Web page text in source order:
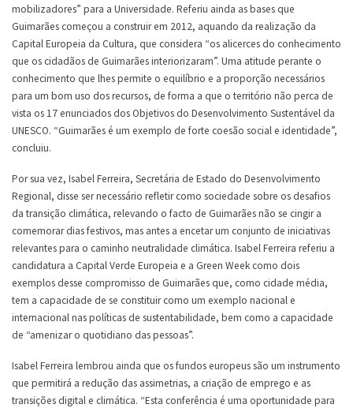
mobilizadores” para a Universidade. Referiu ainda as bases que
Guimarães começou a construir em 2012, aquando da realização da
Capital Europeia da Cultura, que considera “os alicerces do conhecimento
que os cidadãos de Guimarães interiorizaram”. Uma atitude perante o
conhecimento que lhes permite o equilíbrio e a proporção necessários
para um bom uso dos recursos, de forma a que o território não perca de
vista os 17 enunciados dos Objetivos do Desenvolvimento Sustentável da
UNESCO. “Guimarães é um exemplo de forte coesão social e identidade”,
concluiu.
Por sua vez, Isabel Ferreira, Secretária de Estado do Desenvolvimento
Regional, disse ser necessário refletir como sociedade sobre os desafios
da transição climática, relevando o facto de Guimarães não se cingir a
comemorar dias festivos, mas antes a encetar um conjunto de iniciativas
relevantes para o caminho neutralidade climática. Isabel Ferreira referiu a
candidatura a Capital Verde Europeia e a Green Week como dois
exemplos desse compromisso de Guimarães que, como cidade média,
tem a capacidade de se constituir como um exemplo nacional e
internacional nas políticas de sustentabilidade, bem como a capacidade
de “amenizar o quotidiano das pessoas”.
Isabel Ferreira lembrou ainda que os fundos europeus são um instrumento
que permitirá a redução das assimetrias, a criação de emprego e as
transições digital e climática. “Esta conferência é uma oportunidade para